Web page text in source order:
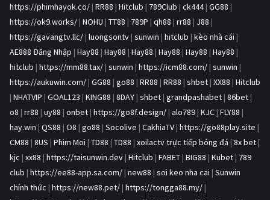
https://phimhayok.co/ | RR88 | Hitclub | 789Club | ck444| GG88 |
https://ok9.works/ | NOHU | TT88 | 789P | qh88 | rr88 | J88 |
https://gavangtv.llc/ | luongsontv | sunwin | hitclub | kèo nhà cái |
AE888 Đăng Nhập | Hay88 | Hay88 | Hay88 | Hay88 | Hay88 | Hay88 |
hitclub | https://mm88.tax/ | sunwin | https://icm88.com/ | sunwin |
https://aukuwin.com/ | GG88 | go88 | RR88 | RR88 | shbet | XX88 | Hitclub
| NHATVIP | GOAL123 | KING88 | 8DAY | shbet | grandpashabet | 86bet |
o8 | rr88 | uy88 | onbet | https://go8f.design/ | alo789 | KJC | FLY88 |
hay.win | QS88 | O8 | go88 | Socolive | CakhiaTV | https://go88play.site |
CM88 | 8US | Phim Moi | TD88 | TD88 | xoilactv trực tiếp bóng đá | 8x bet |
kjc | xx88 | https://taisunwin.dev | Hitclub | FABET | BIG88 | Kubet | 789
club | https://ee88-app.sa.com/ | new88 | soi keo nha cai | Sunwin
chính thức | https://new88.pet/ | https://tongga88.my/ |